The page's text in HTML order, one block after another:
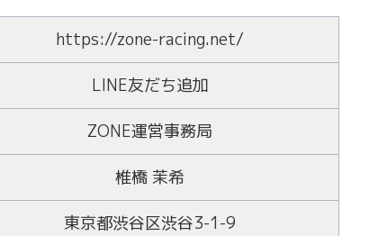
https://zone-racing.net/
LINE友だち追加
ZONE運営事務局
椎橋 茉希
東京都渋谷区渋谷3-1-9